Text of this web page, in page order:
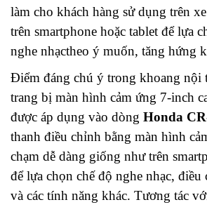
làm cho khách hàng sử dụng trên
trên smartphone hoặc tablet để lựa
nghe nhạctheo ý muốn, tăng hứng
Điểm đáng chú ý trong khoang nội
trang bị màn hình cảm ứng 7-inch
được áp dụng vào dòng Honda
thanh điều chỉnh bằng màn hình
chạm dễ dàng giống như trên
để lựa chọn chế độ nghe nhạc, điều
và các tính năng khác. Tương tác